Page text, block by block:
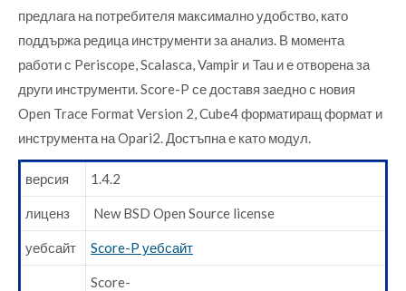
предлага на потребителя максимално удобство, като
поддържа редица инструменти за анализ. В момента
работи с Periscope, Scalasca, Vampir и Tau и е отворена за
други инструменти. Score-P се доставя заедно с новия
Open Trace Format Version 2, Cube4 форматиращ формат и
инструмента на Opari2. Достъпна е като модул.
версия 1.4.2
лиценз New BSD Open Source license
уебсайт Score-P уебсайт
Score-